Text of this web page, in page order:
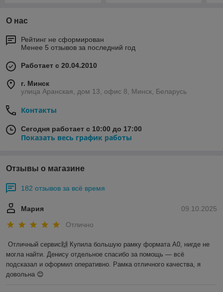
О нас
Рейтинг не сформирован
Менее 5 отзывов за последний год
Работает с 20.04.2010
г. Минск
улица Аранская, дом 13, офис 8, Минск, Беларусь
Контакты
Сегодня работает с 10:00 до 17:00
Показать весь график работы
Отзывы о магазине
182 отзывов за всё время
09.10.2025
Мария
Отлично
Отличный сервис🙌 Купила большую рамку формата А0, нигде не
могла найти. Денису отдельное спасибо за помощь — всё
подсказал и оформил оперативно. Рамка отличного качества, я
довольна 😊